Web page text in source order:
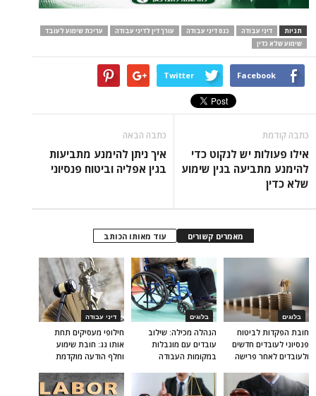
תגיות דיני עבודה כנס דיני עבודה עורך דין לדיני עבודה
עריכת שימוע לעובד
שימוע שלא כדין
Facebook
Twitter
כתבה קודמת
אילו פעולות יש לנקוט כדי
להימנע מתביעה בגין שימוע
שלא כדין
כתבה הבאה
איך ניתן להימנע מתביעות
בגין אפליה וביטוח פנסיוני
מאמרים קשורים עוד מאותו הכותב
דיני עבודה
חילופי מעסיקים תחת
אותו גג: חובת שימוע
וחלף הודעה מוקדמת
בלוגים
הנהלה מכילה: שילוב
עובדים עם מוגבלות
במקומות העבודה
בלוגים
חובת הפקדות לביטוח
פנסיוני לעובדים חדשים
ולעובדים לאחר פרישה